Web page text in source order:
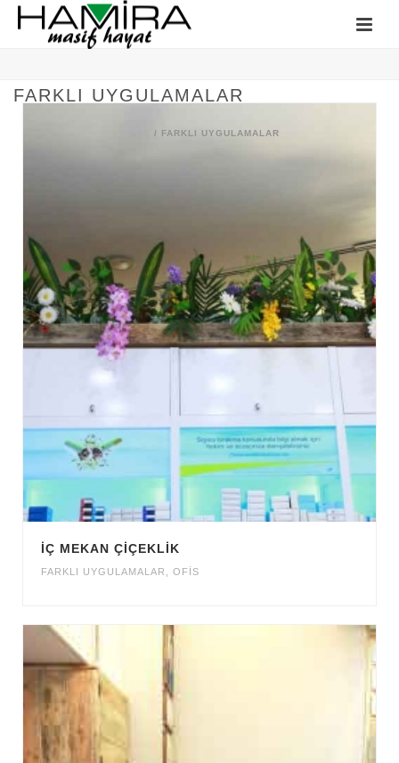
FARKLI UYGULAMALAR
/ FARKLI UYGULAMALAR
İÇ MEKAN ÇİÇEKLİK
FARKLI UYGULAMALAR OFİS